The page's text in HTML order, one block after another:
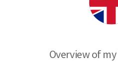
Overview of